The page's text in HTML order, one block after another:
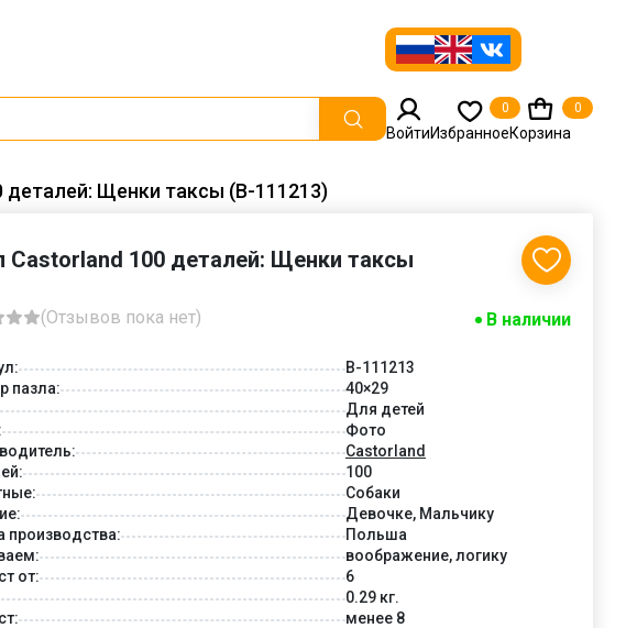
ВойтиИзбранное
0
Корзина
0
деталей: Щенки таксы (В-111213)
Castorland 100 деталей: Щенки таксы
(Отзывов пока нет) В наличии
В-111213
пазла:
40×29
Для детей
Фото
Castorland
100
Собаки
Девочке, Мальчику
производства:
Польша
воображение, логику
от:
6
0.29 кг.
менее 8